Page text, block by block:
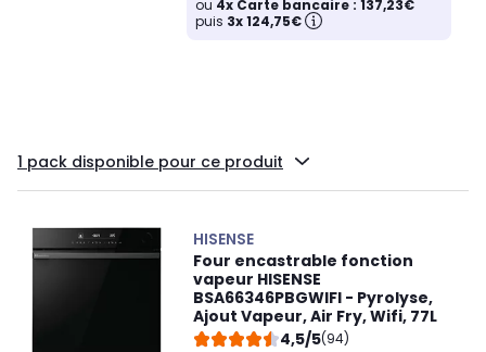
ou 4x Carte bancaire : 137,23€
puis 3x 124,75€
1 pack disponible pour ce produit
HISENSE
Four encastrable fonction
vapeur HISENSE
BSA66346PBGWIFI - Pyrolyse,
Ajout Vapeur, Air Fry, Wifi, 77L
4,5/5(94)